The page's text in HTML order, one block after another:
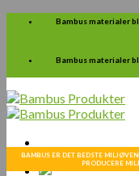
Skip
Bambus materialer
Bambus materialer
BAMBUS ER DET BEDSTE
PRODUCERE